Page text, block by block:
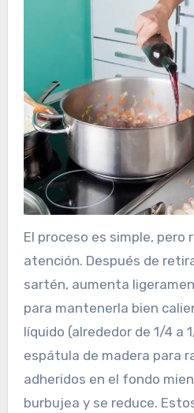
El proceso es simple, pero
atención. Después de
sartén, aumenta
para mantenerla bien
líquido (alrededor de 1/4 a
espátula de madera para
adheridos en el fondo
burbujea y se reduce.